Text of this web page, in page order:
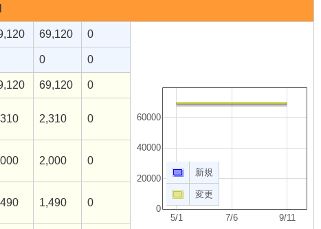
69,120 0
5/1 7/6 9/11
0
20000
40000
60000
新規
変更
0 0
69,120 0
2,310 0
2,000 0
1,490 0